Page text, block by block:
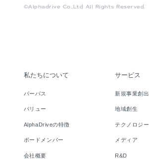
©Alphadrive Co.,Ltd All Rights Reserved.
私たちについて
パーパス
バリュー
AlphaDriveの特徴
ボードメンバー
会社概要
サービス
新規事業創出
地域創生
テクノロジー
メディア
R&D